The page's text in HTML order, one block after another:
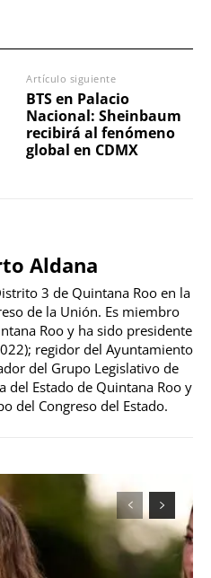
Artículo siguiente
BTS en Palacio
Nacional: Sheinbaum
recibirá al fenómeno
global en CDMX
Aldana
3 de Quintana Roo en la
de la Unión. Es miembro
Roo y ha sido presidente
regidor del Ayuntamiento
del Grupo Legislativo de
del Estado de Quintana Roo y
del Congreso del Estado.